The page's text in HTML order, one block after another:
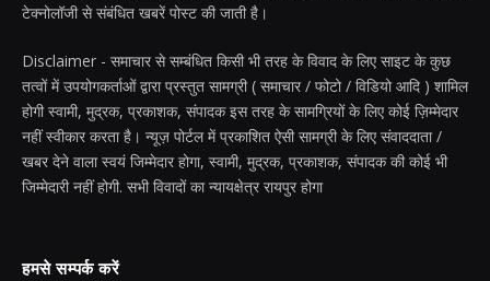
टेक्नोलॉजी से संबंधित खबरें पोस्ट की जाती है।
Disclaimer - समाचार से सम्बंधित किसी भी तरह के विवाद के लिए साइट के कुछ
तत्वों में उपयोगकर्ताओं द्वारा प्रस्तुत सामग्री ( समाचार / फोटो / विडियो आदि ) शामिल
होगी स्वामी, मुद्रक, प्रकाशक, संपादक इस तरह के सामग्रियों के लिए कोई ज़िम्मेदार
नहीं स्वीकार करता है। न्यूज़ पोर्टल में प्रकाशित ऐसी सामग्री के लिए संवाददाता /
खबर देने वाला स्वयं जिम्मेदार होगा, स्वामी, मुद्रक, प्रकाशक, संपादक की कोई भी
जिम्मेदारी नहीं होगी. सभी विवादों का न्यायक्षेत्र रायपुर होगा
हमसे सम्पर्क करें